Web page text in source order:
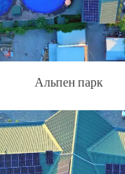
Альпен парк